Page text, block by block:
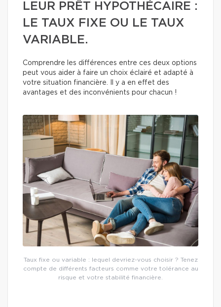
LEUR PRÊT HYPOTHÉCAIRE :
LE TAUX FIXE OU LE TAUX
VARIABLE.
Comprendre les différences entre ces deux options
peut vous aider à faire un choix éclairé et adapté à
votre situation financière. Il y a en effet des
avantages et des inconvénients pour chacun !
Taux fixe ou variable : lequel devriez-vous choisir ? Tenez
compte de différents facteurs comme votre tolérance au
risque et votre stabilité financière.